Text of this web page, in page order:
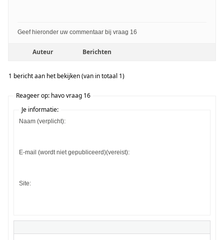
Geef hieronder uw commentaar bij vraag 16
Auteur Berichten
1 bericht aan het bekijken (van in totaal 1)
Reageer op: havo vraag 16
Je informatie:
Naam (verplicht):
E-mail (wordt niet gepubliceerd)(vereist):
Site: